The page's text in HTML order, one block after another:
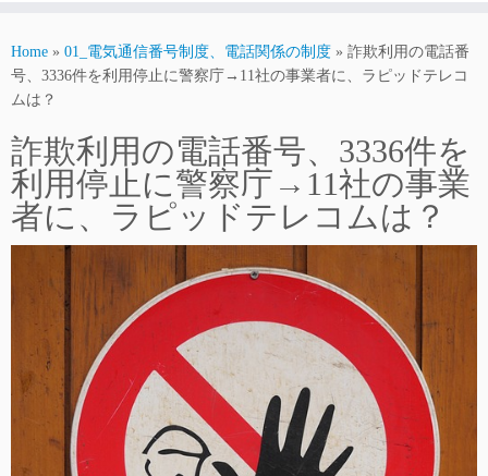
Home » 01_電気通信番号制度、電話関係の制度 » 詐欺利用の電話番
号、3336件を利用停止に警察庁→11社の事業者に、ラピッドテレコ
ムは？
詐欺利用の電話番号、3336件を
利用停止に警察庁→11社の事業
者に、ラピッドテレコムは？